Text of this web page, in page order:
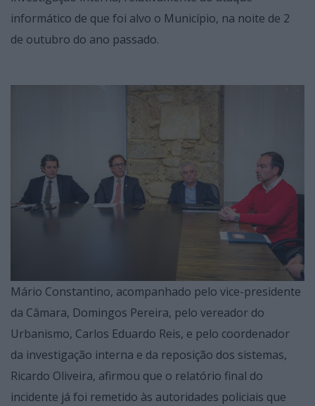
informático de que foi alvo o Município, na noite de 2
de outubro do ano passado.
Mário Constantino, acompanhado pelo vice-presidente
da Câmara, Domingos Pereira, pelo vereador do
Urbanismo, Carlos Eduardo Reis, e pelo coordenador
da investigação interna e da reposição dos sistemas,
Ricardo Oliveira, afirmou que o relatório final do
incidente já foi remetido às autoridades policiais que